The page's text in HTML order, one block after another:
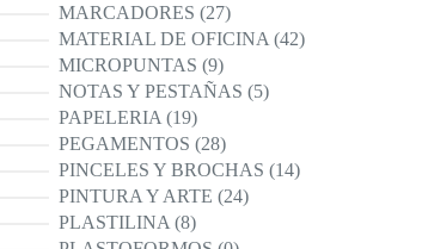
MARCADORES 2727
productos
MATERIAL DE OFICINA 4242
MICROPUNTAS 99
productos
NOTAS Y PESTAÑAS 55
PAPELERIA 1919
productos
PEGAMENTOS 2828
productos
PINCELES Y BROCHAS 1414
PINTURA Y ARTE 2424
PLASTILINA 88
productos